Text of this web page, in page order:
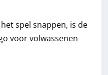
spel snappen, is de
voor volwassenen